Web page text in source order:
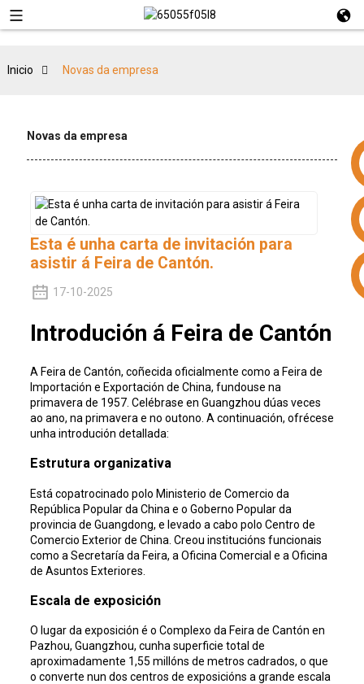
Inicio Novas da empresa
Novas da empresa
Esta é unha carta de invitación para
asistir á Feira de Cantón.
17-10-2025
Introdución á Feira de Cantón
A Feira de Cantón, coñecida oficialmente como a Feira de
Importación e Exportación de China, fundouse na
primavera de 1957. Celébrase en Guangzhou dúas veces
ao ano, na primavera e no outono. A continuación, ofrécese
unha introdución detallada:
Estrutura organizativa
Está copatrocinado polo Ministerio de Comercio da
República Popular da China e o Goberno Popular da
provincia de Guangdong, e levado a cabo polo Centro de
Comercio Exterior de China. Creou institucións funcionais
como a Secretaría da Feira, a Oficina Comercial e a Oficina
de Asuntos Exteriores.
Escala de exposición
O lugar da exposición é o Complexo da Feira de Cantón en
Pazhou, Guangzhou, cunha superficie total de
aproximadamente 1,55 millóns de metros cadrados, o que
o converte nun dos centros de exposicións a grande escala